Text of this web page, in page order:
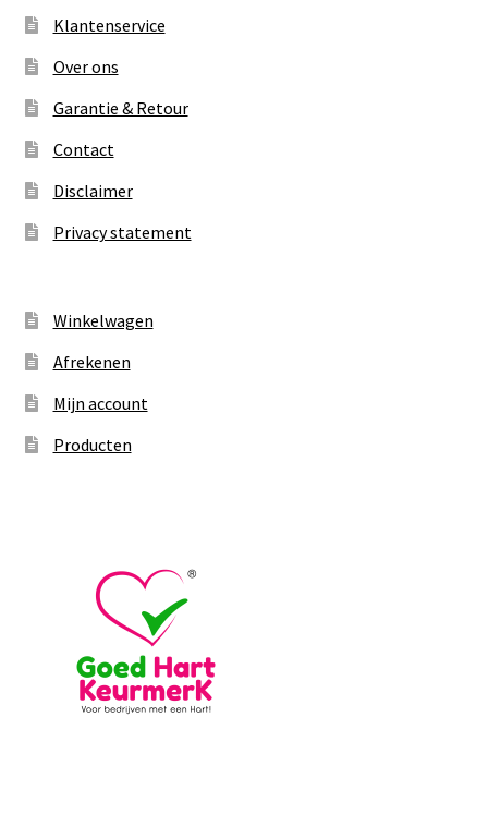
Klantenservice
Over ons
Garantie & Retour
Contact
Disclaimer
Privacy statement
Winkelwagen
Afrekenen
Mijn account
Producten